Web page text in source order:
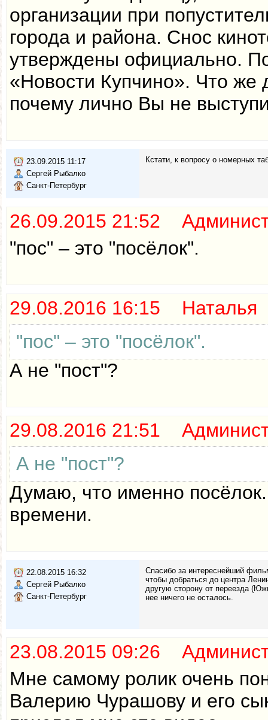
организации при
города и района. Снос
утверждены официально.
«Новости Купчино». Что же
почему лично Вы не
23.09.2015 11:17
Сергей Рыбалко
Санкт-Петербург
Кстати, к вопросу о номерных
26.09.2015 21:52
"пос" – это "посёлок".
29.08.2016 16:15 Наталья
"пос" – это "посёлок".
А не "пост"?
29.08.2016 21:51
А не "пост"?
Думаю, что именно
времени.
22.08.2015 16:32
Сергей Рыбалко
Санкт-Петербург
Спасибо за интереснейший
чтобы добраться до центра
другую сторону от переезда
нее ничего не осталось.
23.08.2015 09:26
Мне самому ролик очень
Валерию Чурашову и его